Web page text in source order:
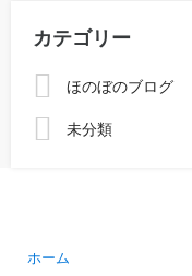
カテゴリー
ほのぼのブログ
未分類
ホーム